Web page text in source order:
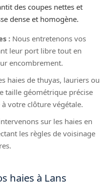
des coupes nettes et
dense et homogène.
: Nous entretenons vos
leur port libre tout en
encombrement.
haies de thuyas, lauriers ou
taille géométrique précise
votre clôture végétale.
sur les haies en
les règles de voisinage
haies à Lans